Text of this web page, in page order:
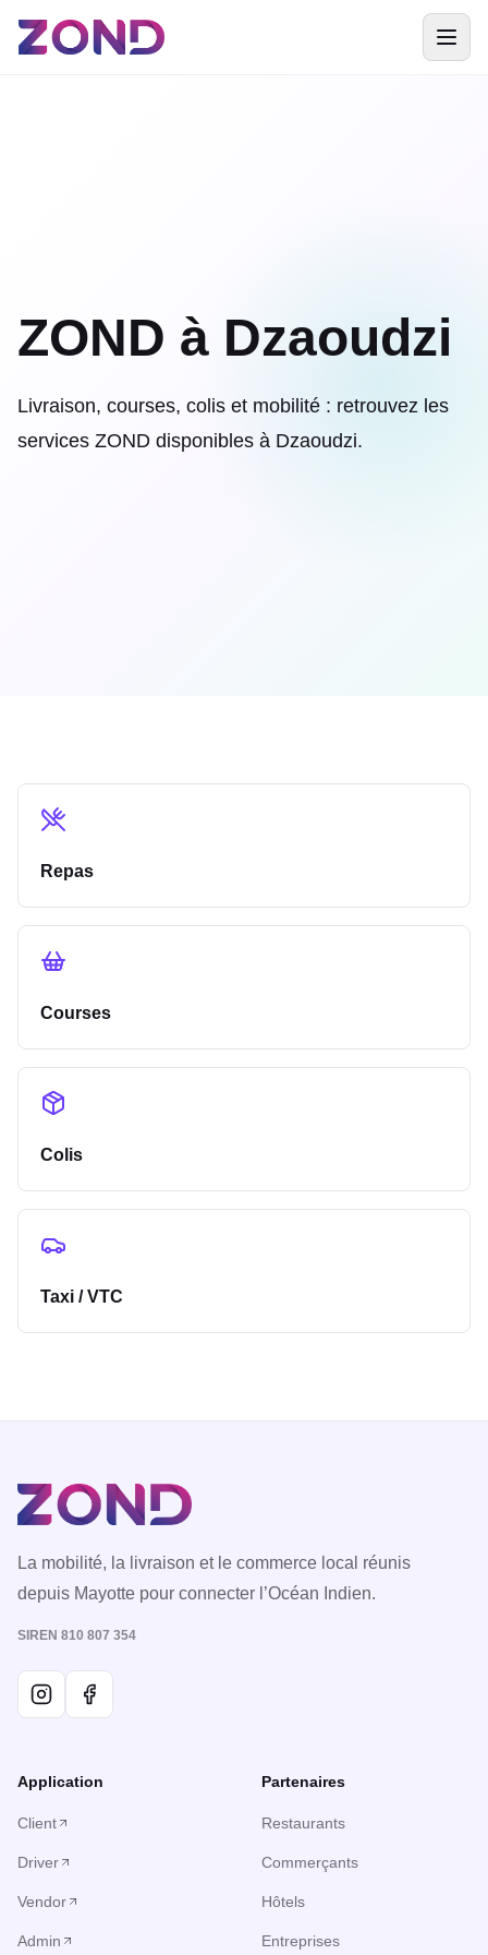
ZOND à Dzaoudzi
Livraison, courses, colis et mobilité : retrouvez les
services ZOND disponibles à Dzaoudzi.
Repas
Courses
Colis
Taxi / VTC
La mobilité, la livraison et le commerce local réunis
depuis Mayotte pour connecter l’Océan Indien.
SIREN 810 807 354
Application
Client
Driver
Vendor
Admin
Partenaires
Restaurants
Commerçants
Hôtels
Entreprises